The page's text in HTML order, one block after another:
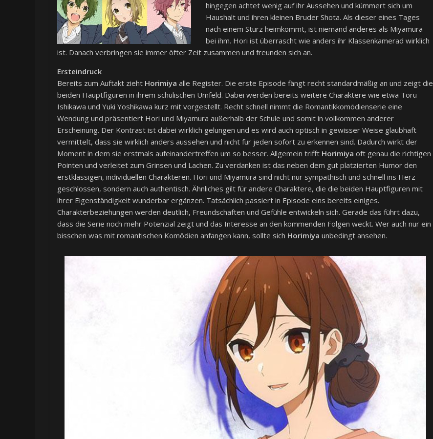
hingegen achtet wenig auf ihr Aussehen und kümmert sich um
Haushalt und ihren kleinen Bruder Shota. Als dieser eines Tages
nach einem Sturz heimkommt, ist niemand anderes als Miyamura
bei ihm. Hori ist überrascht wie anders ihr Klassenkamerad wirklich
ist. Danach verbringen sie immer öfter Zeit zusammen und freunden sich an.
Ersteindruck
Bereits zum Auftakt zieht Horimiya alle Register. Die erste Episode fängt recht standardmäßig an und zeigt die
beiden Hauptfiguren in ihrem schulischen Umfeld. Dabei werden bereits weitere Charaktere wie etwa Toru
Ishikawa und Yuki Yoshikawa kurz mit vorgestellt. Recht schnell nimmt die Romantikkomödienserie eine
Wendung und präsentiert Hori und Miyamura außerhalb der Schule und somit in vollkommen anderer
Erscheinung. Der Kontrast ist dabei wirklich gelungen und es wird auch optisch in gewisser Weise glaubhaft
vermittelt, dass sie wirklich anders aussehen und nicht für jeden sofort zu erkennen sind. Dadurch wirkt der
Moment in dem sie erstmals aufeinandertreffen um so besser. Allgemein trifft Horimiya oft genau die richtigen
Pointen und verleitet zum Grinsen und Lachen. Zu verdanken ist das neben dem gut platzierten Humor den
erstklassigen, individuellen Charakteren. Hori und Miyamura sind nicht nur sympathisch und schnell ins Herz
geschlossen, sondern auch authentisch. Ähnliches gilt für andere Charaktere, die die beiden Hauptfiguren mit
ihrer Eigenständigkeit wunderbar ergänzen. Tatsächlich passiert in Episode eins bereits einiges.
Charakterbeziehungen werden deutlich, Freundschaften und Gefühle entwickeln sich. Gerade das führt dazu,
dass die Serie noch mehr Potenzial zeigt und das Interesse an den kommenden Folgen weckt. Wer auch nur ein
bisschen was mit romantischen Komödien anfangen kann, sollte sich Horimiya unbedingt ansehen.